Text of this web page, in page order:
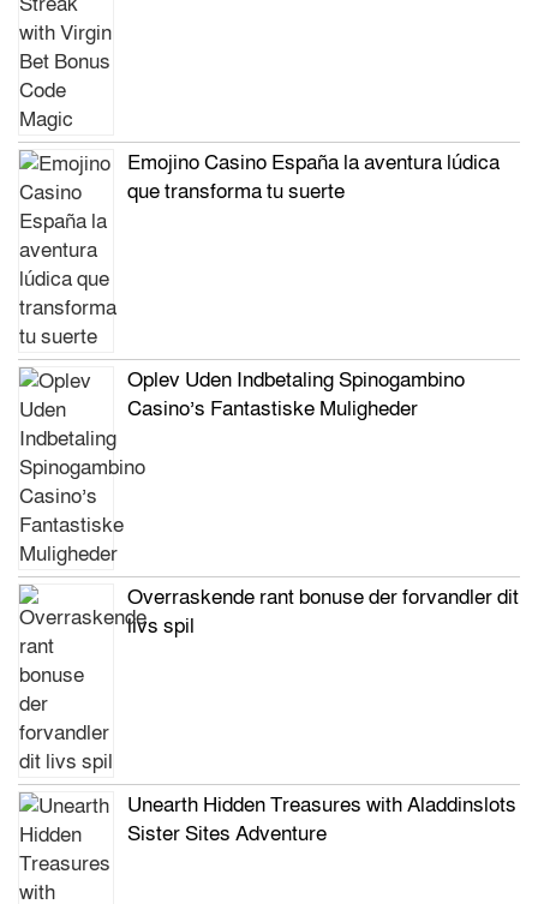
Emojino Casino España la aventura lúdica
que transforma tu suerte
Oplev Uden Indbetaling Spinogambino
Casino’s Fantastiske Muligheder
Overraskende rant bonuse der forvandler dit
livs spil
Unearth Hidden Treasures with Aladdinslots
Sister Sites Adventure